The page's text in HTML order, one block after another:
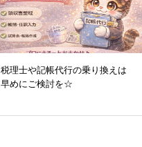
税理士や記帳代行の乗り換えは
早めにご検討を☆